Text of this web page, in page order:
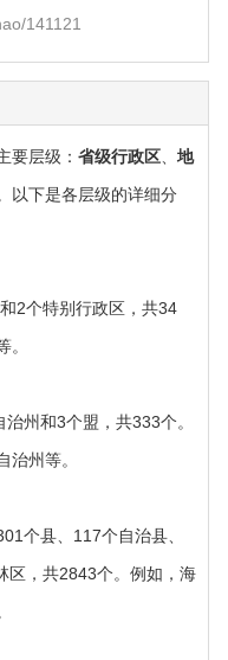
141121
要层级：‌ 省级行政区
地
以下是各层级的详细分
2个特别行政区，共34
州和3个盟，共333个。
州等。
个县、117个自治县、
区，共2843个。例如，海